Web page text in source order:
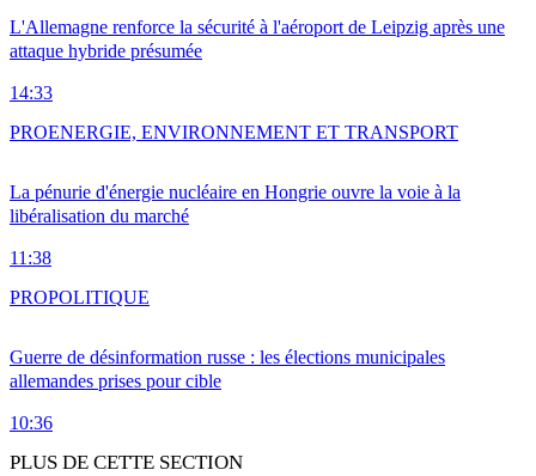
L'Allemagne renforce la sécurité à l'aéroport de Leipzig après une
attaque hybride présumée
14:33
La pénurie d'énergie nucléaire en Hongrie ouvre la voie à la
libéralisation du marché
11:38
PROENERGIE, ENVIRONNEMENT ET TRANSPORT
Guerre de désinformation russe : les élections municipales
allemandes prises pour cible
10:36
PROPOLITIQUE
PLUS DE CETTE SECTION